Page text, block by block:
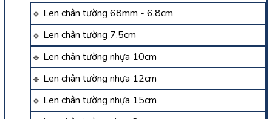
Len chân tường 68mm - 6.8cm
Len chân tường 7.5cm
Len chân tường nhựa 10cm
Len chân tường nhựa 12cm
Len chân tường nhựa 15cm